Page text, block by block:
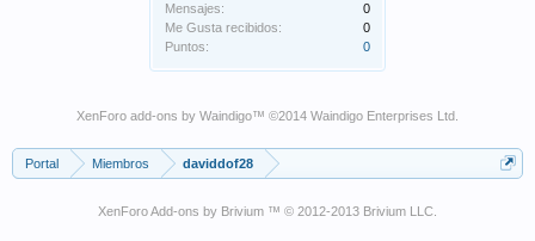
Mensajes:
0
Me Gusta recibidos:
0
Puntos:
0
XenForo add-ons by Waindigo™ ©2014 Waindigo Enterprises Ltd
Portal Miembros daviddof28
XenForo Add-ons by Brivium ™ © 2012-2013 Brivium LLC.